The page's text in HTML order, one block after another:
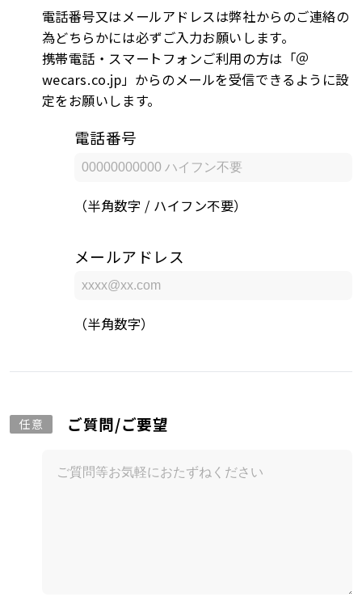
電話番号又はメールアドレスは弊社からのご連絡の
為どちらかには必ずご入力お願いします。
携帯電話・スマートフォンご利用の方は「＠
wecars.co.jp」からのメールを受信できるように設
定をお願いします。
電話番号
（半角数字 / ハイフン不要）
メールアドレス
（半角数字）
任意 ご質問/ご要望